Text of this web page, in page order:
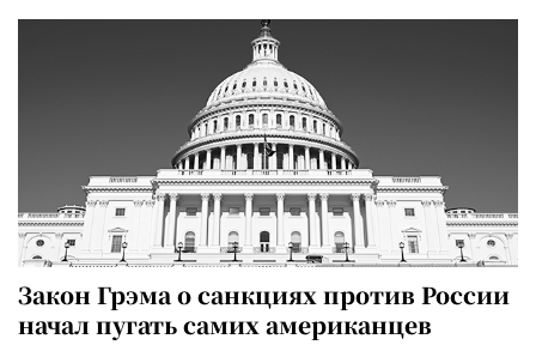
Закон Грэма о санкциях против России
начал пугать самих американцев